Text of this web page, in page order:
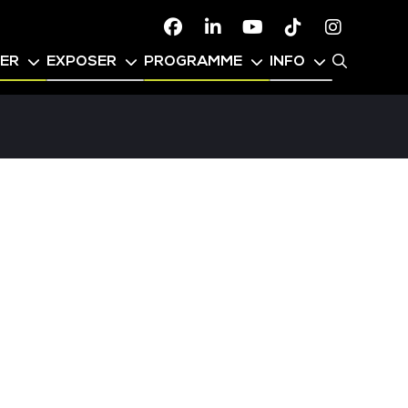
FacebookLinkedinYoutubeTikTok
EXPOSER PROGRAMME INFO